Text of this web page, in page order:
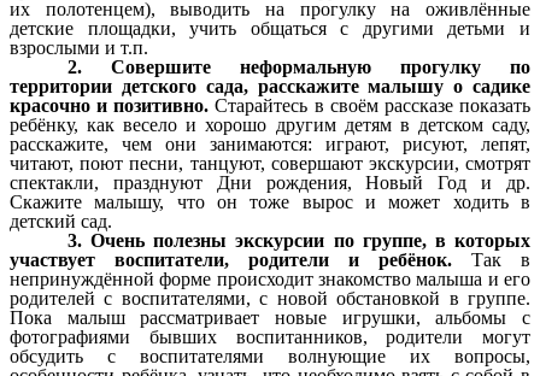
их полотенцем), выводить на прогулку на оживлённые
детские площадки, учить общаться с другими детьми и
взрослыми и т.п.
2. Совершите неформальную прогулку по
территории детского сада, расскажите малышу о садике
красочно и позитивно. Старайтесь в своём рассказе показать
ребёнку, как весело и хорошо другим детям в детском саду,
расскажите, чем они занимаются: играют, рисуют, лепят,
читают, поют песни, танцуют, совершают экскурсии, смотрят
спектакли, празднуют Дни рождения, Новый Год и др.
Скажите малышу, что он тоже вырос и может ходить в
детский сад.
3. Очень полезны экскурсии по группе, в которых
участвует воспитатели, родители и ребёнок. Так в
непринуждённой форме происходит знакомство малыша и его
родителей с воспитателями, с новой обстановкой в группе.
Пока малыш рассматривает новые игрушки, альбомы с
фотографиями бывших воспитанников, родители могут
обсудить с воспитателями волнующие их вопросы,